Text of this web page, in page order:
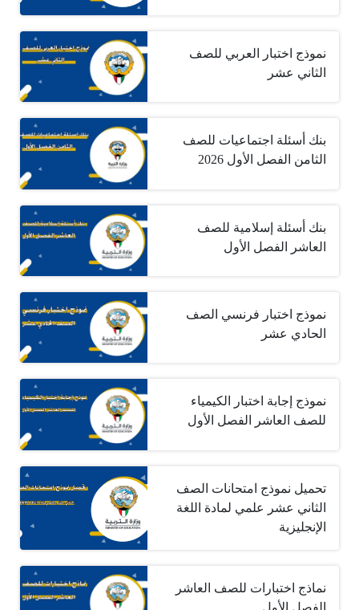
نموذج اختبار العربي للصف
الثاني عشر
بنك أسئلة اجتماعيات للصف
الثامن الفصل الأول 2026
بنك أسئلة إسلامية للصف
العاشر الفصل الأول
نموذج اختبار فرنسي الصف
الحادي عشر
نموذج إجابة اختبار الكيمياء
للصف العاشر الفصل الأول
تحميل نموذج امتحانات الصف
الثاني عشر علمي لمادة اللغة
الإنجليزية
نماذج اختبارات للصف العاشر
الفصل الأول